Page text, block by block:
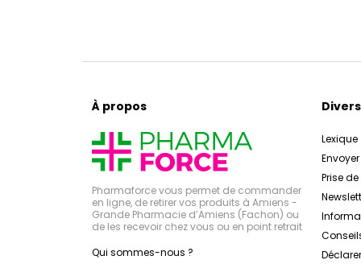
À propos
Pharmaforce vous permet de commander
en ligne, de retirer vos produits à Amiens -
Grande Pharmacie d’Amiens (Fachon) ou
de les recevoir chez vous ou en point retrait
Qui sommes-nous ?
Divers
Lexique
Prise